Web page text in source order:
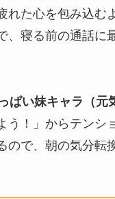
れた心を包み込む
、寝る前の通話に
ぱい妹キャラ（元
う！」からテンシ
ので、朝の気分転